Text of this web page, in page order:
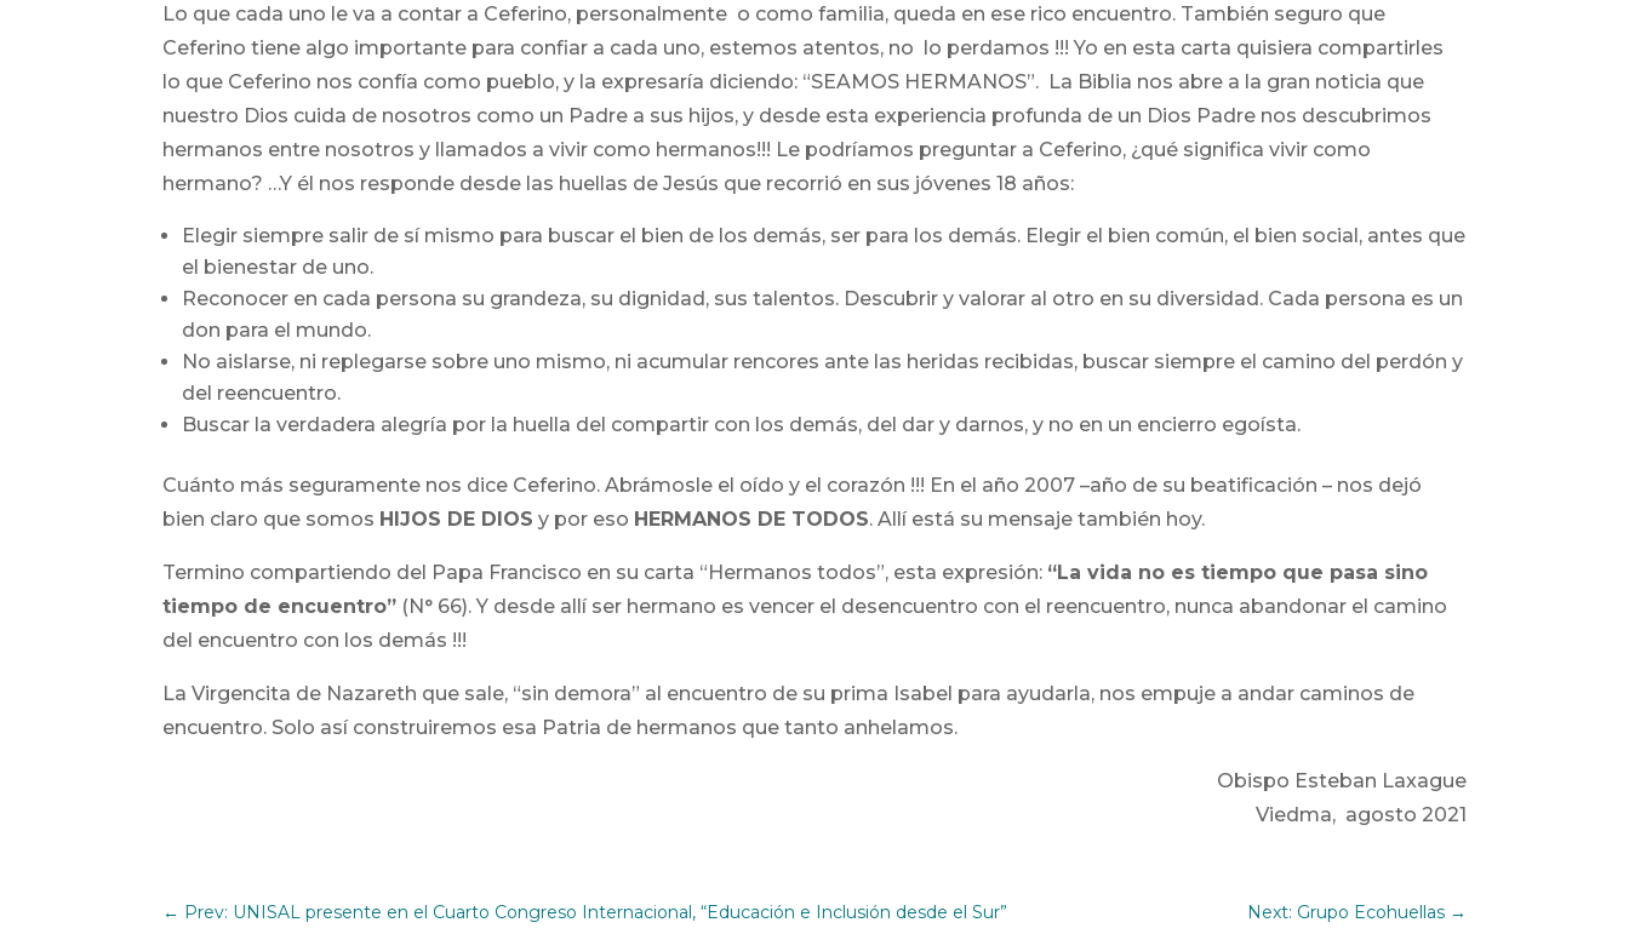
Lo que cada uno le va a contar a Ceferino, personalmente o como familia, queda en ese rico encuentro. También seguro que
Ceferino tiene algo importante para confiar a cada uno, estemos atentos, no lo perdamos !!! Yo en esta carta quisiera compartirles
lo que Ceferino nos confía como pueblo, y la expresaría diciendo: “SEAMOS HERMANOS”. La Biblia nos abre a la gran noticia que
nuestro Dios cuida de nosotros como un Padre a sus hijos, y desde esta experiencia profunda de un Dios Padre nos descubrimos
hermanos entre nosotros y llamados a vivir como hermanos!!! Le podríamos preguntar a Ceferino, ¿qué significa vivir como
hermano? …Y él nos responde desde las huellas de Jesús que recorrió en sus jóvenes 18 años:
Elegir siempre salir de sí mismo para buscar el bien de los demás, ser para los demás. Elegir el bien común, el bien social, antes que
el bienestar de uno.
Reconocer en cada persona su grandeza, su dignidad, sus talentos. Descubrir y valorar al otro en su diversidad. Cada persona es un
don para el mundo.
No aislarse, ni replegarse sobre uno mismo, ni acumular rencores ante las heridas recibidas, buscar siempre el camino del perdón y
del reencuentro.
Buscar la verdadera alegría por la huella del compartir con los demás, del dar y darnos, y no en un encierro egoísta.
Cuánto más seguramente nos dice Ceferino. Abrámosle el oído y el corazón !!! En el año 2007 –año de su beatificación – nos dejó
bien claro que somos HIJOS DE DIOS y por eso HERMANOS DE TODOS. Allí está su mensaje también hoy.
Termino compartiendo del Papa Francisco en su carta “Hermanos todos”, esta expresión: “La vida no es tiempo que pasa sino
tiempo de encuentro” (N° 66). Y desde allí ser hermano es vencer el desencuentro con el reencuentro, nunca abandonar el camino
del encuentro con los demás !!!
La Virgencita de Nazareth que sale, “sin demora” al encuentro de su prima Isabel para ayudarla, nos empuje a andar caminos de
encuentro. Solo así construiremos esa Patria de hermanos que tanto anhelamos.
Obispo Esteban Laxague
Viedma, agosto 2021
← Prev: UNISAL presente en el Cuarto Congreso Internacional, “Educación e Inclusión desde el Sur” Next: Grupo Ecohuellas→